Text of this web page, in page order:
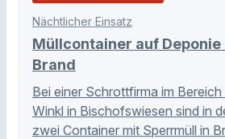
Nächtlicher Einsatz
Müllcontainer auf Deponie
Brand
Bei einer Schrottfirma im
Winkl in Bischofswiesen sind in
zwei Container mit Sperrmüll in